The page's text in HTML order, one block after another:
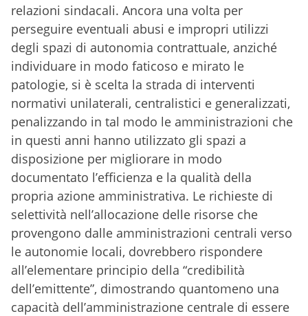
relazioni sindacali. Ancora una volta per
perseguire eventuali abusi e impropri utilizzi
degli spazi di autonomia contrattuale, anziché
individuare in modo faticoso e mirato le
patologie, si è scelta la strada di interventi
normativi unilaterali, centralistici e generalizzati,
penalizzando in tal modo le amministrazioni che
in questi anni hanno utilizzato gli spazi a
disposizione per migliorare in modo
documentato l’efficienza e la qualità della
propria azione amministrativa. Le richieste di
selettività nell’allocazione delle risorse che
provengono dalle amministrazioni centrali verso
le autonomie locali, dovrebbero rispondere
all’elementare principio della “credibilità
dell’emittente”, dimostrando quantomeno una
capacità dell’amministrazione centrale di essere